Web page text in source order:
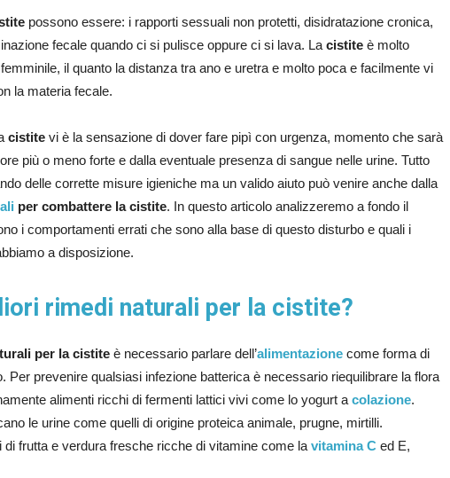
possono essere: i rapporti sessuali non protetti, disidratazione cronica,
fecale quando ci si pulisce oppure ci si lava. La cistite è molto
il quanto la distanza tra ano e uretra e molto poca e facilmente vi
la materia fecale.
cistite vi è la sensazione di dover fare pipì con urgenza, momento che sarà
più o meno forte e dalla eventuale presenza di sangue nelle urine. Tutto
delle corrette misure igieniche ma un valido aiuto può venire anche dalla
per combattere la cistite. In questo articolo analizzeremo a fondo il
i comportamenti errati che sono alla base di questo disturbo e quali i
a disposizione.
rimedi naturali per la cistite?
per la cistite è necessario parlare dell’alimentazione come forma di
Per prevenire qualsiasi infezione batterica è necessario riequilibrare la flora
alimenti ricchi di fermenti lattici vivi come lo yogurt a colazione.
le urine come quelli di origine proteica animale, prugne, mirtilli.
frutta e verdura fresche ricche di vitamine come la vitamina C ed E,